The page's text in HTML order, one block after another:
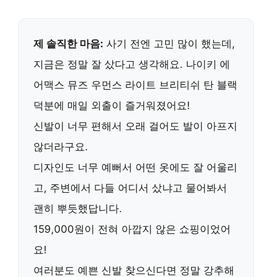
제 솔직한 마음: 사기 전엔 고민 많이 했는데,
지금은 정말 잘 샀다고 생각해요. 나이키 에
어맥스 뮤즈 우먼스 라이트 브리티쉬 탄 블랙
덕분에 매일 외출이 즐거워졌어요!
신발이 너무 편해서 오래 걸어도 발이 아프지
않더라구요.
디자인도 너무 예뻐서 어떤 옷에도 잘 어울리
고, 주변에서 다들 어디서 샀냐고 물어봐서
괜히 뿌듯했답니다.
159,000원이 전혀 아깝지 않은 쇼핑이었어
요!
여러분도 예쁜 신발 찾으신다면 정말 강추해